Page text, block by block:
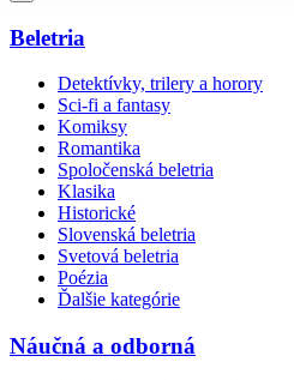
Beletria
Detektívky, trilery a horory
Sci-fi a fantasy
Komiksy
Romantika
Spoločenská beletria
Klasika
Historické
Slovenská beletria
Svetová beletria
Poézia
Ďalšie kategórie
Náučná a odborná